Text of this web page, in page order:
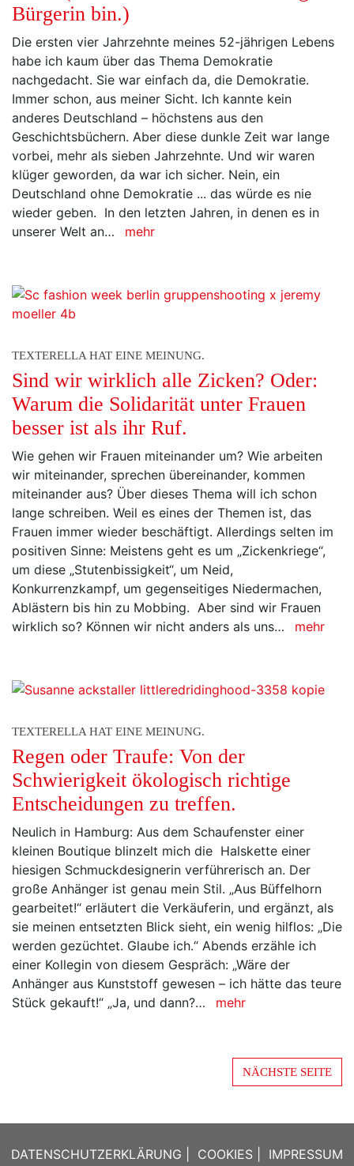
Bürgerin bin.)
Die ersten vier Jahrzehnte meines 52-jährigen Lebens
habe ich kaum über das Thema Demokratie
nachgedacht. Sie war einfach da, die Demokratie.
Immer schon, aus meiner Sicht. Ich kannte kein
anderes Deutschland – höchstens aus den
Geschichtsbüchern. Aber diese dunkle Zeit war lange
vorbei, mehr als sieben Jahrzehnte. Und wir waren
klüger geworden, da war ich sicher. Nein, ein
Deutschland ohne Demokratie ... das würde es nie
wieder geben. In den letzten Jahren, in denen es in
unserer Welt an…
mehr
TEXTERELLA HAT EINE MEINUNG.
Sind wir wirklich alle Zicken? Oder:
Warum die Solidarität unter Frauen
besser ist als ihr Ruf.
Wie gehen wir Frauen miteinander um? Wie arbeiten
wir miteinander, sprechen übereinander, kommen
miteinander aus? Über dieses Thema will ich schon
lange schreiben. Weil es eines der Themen ist, das
Frauen immer wieder beschäftigt. Allerdings selten im
positiven Sinne: Meistens geht es um „Zickenkriege“,
um diese „Stutenbissigkeit“, um Neid,
Konkurrenzkampf, um gegenseitiges Niedermachen,
Ablästern bis hin zu Mobbing. Aber sind wir Frauen
wirklich so? Können wir nicht anders als uns…
mehr
TEXTERELLA HAT EINE MEINUNG.
Regen oder Traufe: Von der
Schwierigkeit ökologisch richtige
Entscheidungen zu treffen.
Neulich in Hamburg: Aus dem Schaufenster einer
kleinen Boutique blinzelt mich die Halskette einer
hiesigen Schmuckdesignerin verführerisch an. Der
große Anhänger ist genau mein Stil. „Aus Büffelhorn
gearbeitet!“ erläutert die Verkäuferin, und ergänzt, als
sie meinen entsetzten Blick sieht, ein wenig hilflos: „Die
werden gezüchtet. Glaube ich.“ Abends erzähle ich
einer Kollegin von diesem Gespräch: „Wäre der
Anhänger aus Kunststoff gewesen – ich hätte das teure
Stück gekauft!“ „Ja, und dann?…
mehr
NÄCHSTE SEITE
DATENSCHUTZERKLÄRUNG COOKIES IMPRESSUM